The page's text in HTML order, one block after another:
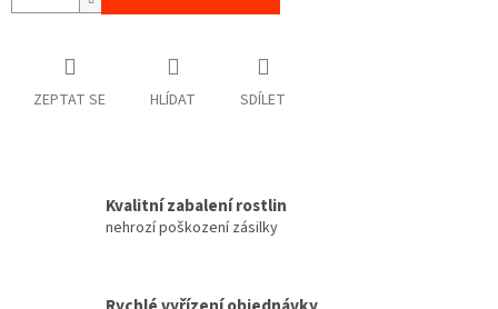
ZEPTAT SE HLÍDAT SDÍLET
Kvalitní zabalení rostlin
nehrozí poškození zásilky